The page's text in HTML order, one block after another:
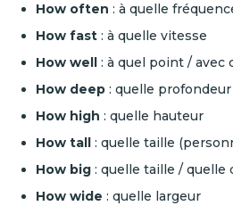
How often : à quelle
How fast : à quelle vitesse
How well : à quel point / avec
How deep : quelle profondeur
How high : quelle hauteur
How tall : quelle taille
How big : quelle taille / quelle
How wide : quelle largeur